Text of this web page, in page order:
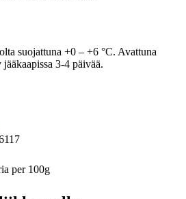
suojattuna +0 – +6 °C. Avattuna
3-4 päivää.
per 100g